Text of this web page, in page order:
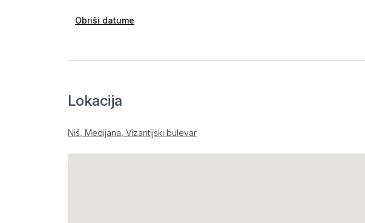
Obriši datume
Lokacija
Niš, Medijana, Vizantijski bulevar